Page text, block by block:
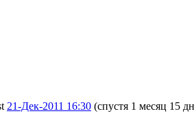
21-Дек-2011 16:30 (спустя 1 месяц 15